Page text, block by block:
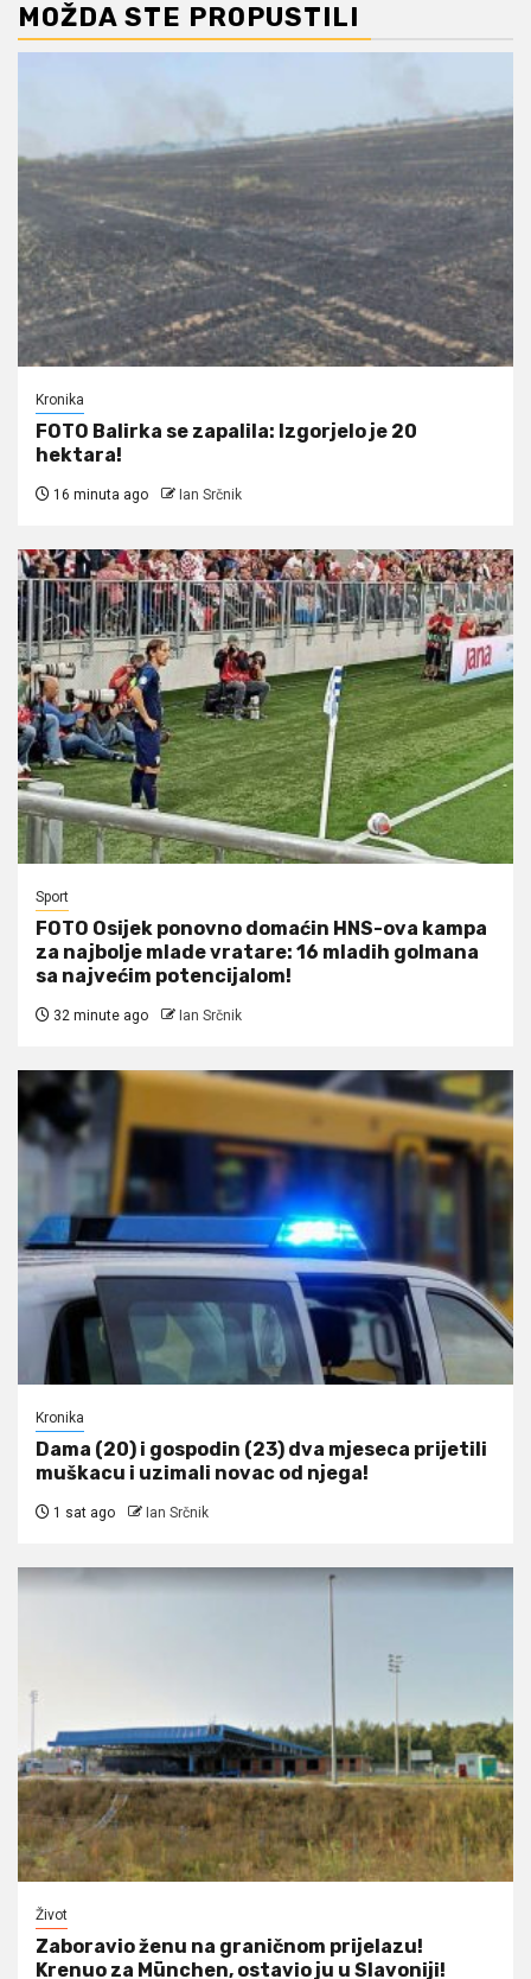
MOŽDA STE PROPUSTILI
Kronika
FOTO Balirka se zapalila: Izgorjelo je 20
hektara!
16 minuta ago Ian Srčnik
Sport
FOTO Osijek ponovno domaćin HNS-ova kampa
za najbolje mlade vratare: 16 mladih golmana
sa najvećim potencijalom!
32 minute ago Ian Srčnik
Kronika
Dama (20) i gospodin (23) dva mjeseca prijetili
muškacu i uzimali novac od njega!
1 sat ago Ian Srčnik
Život
Zaboravio ženu na graničnom prijelazu!
Krenuo za München, ostavio ju u Slavoniji!